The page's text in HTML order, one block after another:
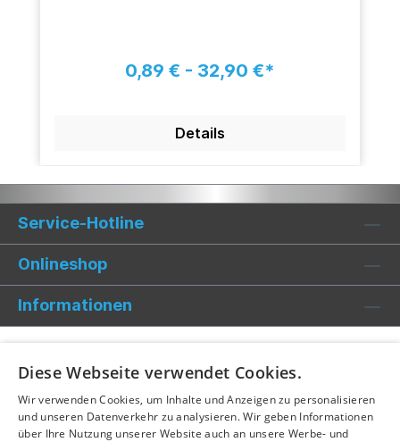
0,89 € - 32,90 €*
Details
Service-Hotline
Onlineshop
Informationen
Diese Webseite verwendet Cookies.
Wir verwenden Cookies, um Inhalte und Anzeigen zu personalisieren
und unseren Datenverkehr zu analysieren. Wir geben Informationen
über Ihre Nutzung unserer Website auch an unsere Werbe- und